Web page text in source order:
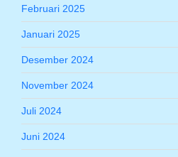
Februari 2025
Januari 2025
Desember 2024
November 2024
Juli 2024
Juni 2024